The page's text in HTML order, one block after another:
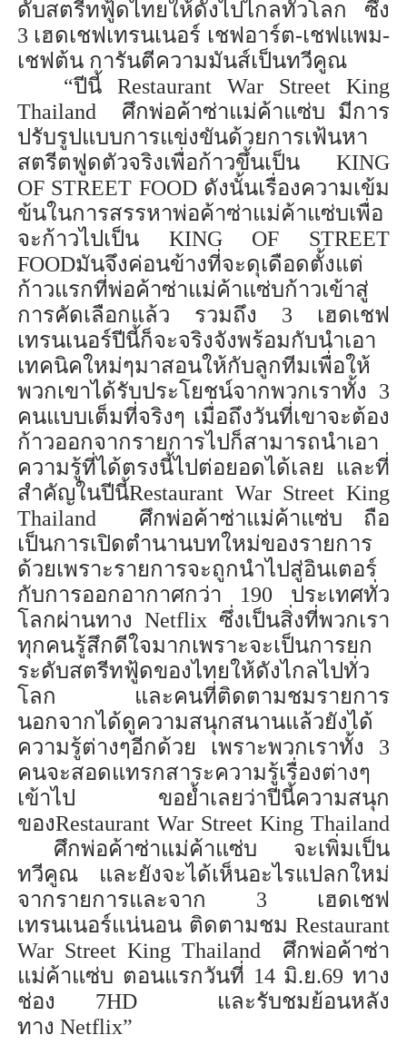
ดับสตรีทฟู้ดไทยให้ดังไปไกลทั่วโลก
ซึ่ง
3 เฮดเชฟเทรนเนอร์ เชฟอาร์ต-เชฟแพม-
เชฟต้นการันตีความมันส์เป็นทวีคูณ
“ปีนี้Restaurant War Street King
Thailand ศึกพ่อค้าซ่าแม่ค้าแซ่บ
มีการ
ปรับรูปแบบการแข่งขันด้วยการเฟ้นหา
สตรีตฟูดตัวจริงเพื่อก้าวขึ้นเป็น
KING
OF STREET FOOD ดังนั้นเรื่องความเข้ม
ข้นในการสรรหาพ่อค้าซ่าแม่ค้าแซ่บเพื่อ
จะก้าวไปเป็น
KING OF STREET
FOODมันจึงค่อนข้างที่จะดุเดือดตั้งแต่
ก้าวแรกที่พ่อค้าซ่าแม่ค้าแซ่บก้าวเข้าสู่
การคัดเลือกแล้ว รวมถึง 3 เฮดเชฟ
เทรนเนอร์ปีนี้ก็จะจริงจังพร้อมกับนำเอา
เทคนิคใหม่ๆมาสอนให้กับลูกทีมเพื่อให้
พวกเขาได้รับประโยชน์จากพวกเราทั้ง 3
คนแบบเต็มที่จริงๆ เมื่อถึงวันที่เขาจะต้อง
ก้าวออกจากรายการไปก็สามารถนำเอา
ความรู้ที่ได้ตรงนี้ไปต่อยอดได้เลย และที่
สำคัญในปีนี้Restaurant War Street King
Thailand ศึกพ่อค้าซ่าแม่ค้าแซ่บ
ถือ
เป็นการเปิดตำนานบทใหม่ของรายการ
ด้วยเพราะรายการจะถูกนำไปสู่อินเตอร์
กับการออกอากาศกว่า 190 ประเทศทั่ว
โลกผ่านทาง Netflixซึ่งเป็นสิ่งที่พวกเรา
ทุกคนรู้สึกดีใจมากเพราะจะเป็นการยก
ระดับสตรีทฟู้ดของไทยให้ดังไกลไปทั่ว
โลก
และคนที่ติดตามชมรายการ
นอกจากได้ดูความสนุกสนานแล้วยังได้
ความรู้ต่างๆอีกด้วย
เพราะพวกเราทั้ง 3
คนจะสอดแทรกสาระความรู้เรื่องต่างๆ
เข้าไป
ขอย้ำเลยว่าปีนี้ความสนุก
ของRestaurant War Street King Thailand
ศึกพ่อค้าซ่าแม่ค้าแซ่บ จะเพิ่มเป็น
ทวีคูณและยังจะได้เห็นอะไรแปลกใหม่
จากรายการและจาก 3 เฮดเชฟ
เทรนเนอร์แน่นอนติดตามชมRestaurant
War Street King Thailand ศึกพ่อค้าซ่า
แม่ค้าแซ่บ ตอนแรกวันที่ 14 มิ.ย.69ทาง
ช่อง 7HD และรับชมย้อนหลัง
ทาง Netflix”